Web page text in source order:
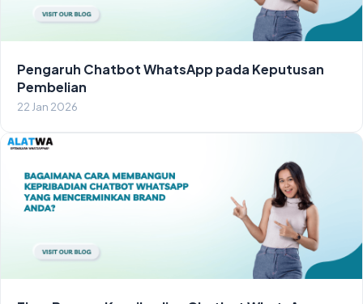
Pengaruh Chatbot WhatsApp pada Keputusan
Pembelian
22 Jan 2026